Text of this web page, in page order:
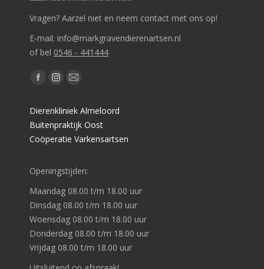
Vragen? Aarzel niet en neem contact met ons op!
E-mail: info@markgravendierenartsen.nl
of bel 0546 - 441444
Vind ons op:
Facebook
opens
in
new
Instagram
opens
in
new
Mail
opens
in
new
Dierenkliniek Almeloord
Buitenpraktijk Oost
Coöperatie Varkensartsen
Openingstijden:
Maandag 08.00 t/m 18.00 uur
Dinsdag 08.00 t/m 18.00 uur
Woensdag 08.00 t/m 18.00 uur
Donderdag 08.00 t/m 18.00 uur
Vrijdag 08.00 t/m 18.00 uur